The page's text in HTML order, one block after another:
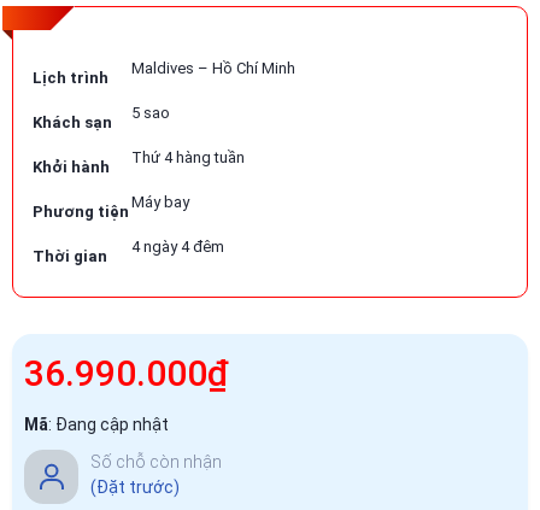
Lịch trình
Maldives – Hồ Chí Minh
Khách sạn
5 sao
Khởi hành
Thứ 4 hàng tuần
Phương tiện
Máy bay
Thời gian
4 ngày 4 đêm
36.990.000₫
Mã: Đang cập nhật
Số chỗ còn nhận
(Đặt trước)